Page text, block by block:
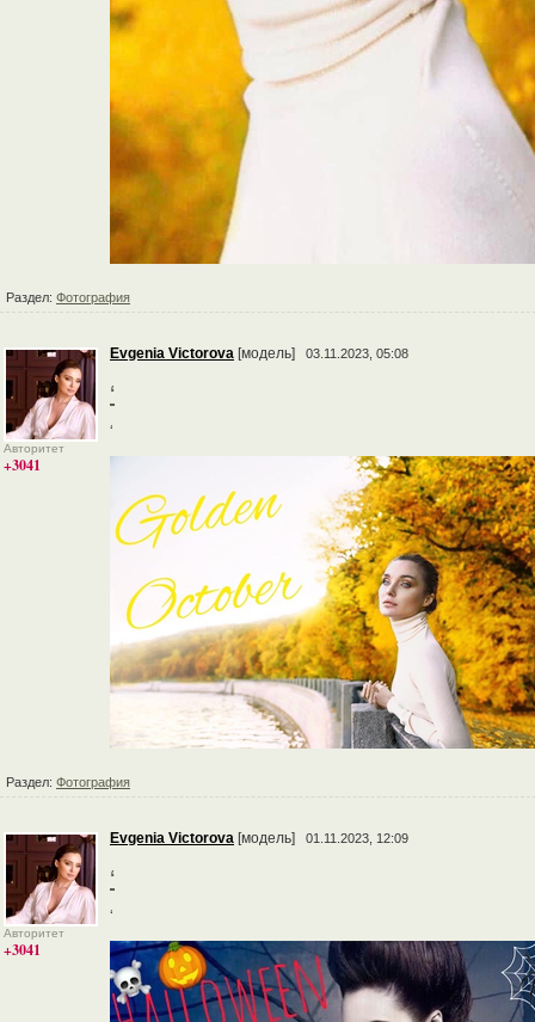
Раздел: Фотография
Авторитет
+3041
Evgenia Victorova [модель] 03.11.2023, 05:08
‘
‘
Раздел: Фотография
Авторитет
+3041
Evgenia Victorova [модель] 01.11.2023, 12:09
‘
‘